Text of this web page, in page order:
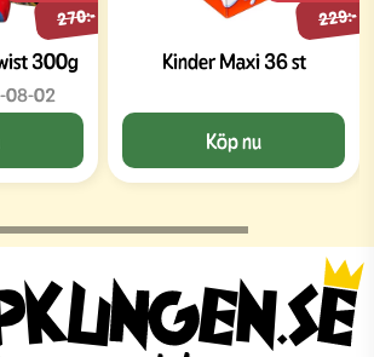
300g
270:-
08-02
Kinder Maxi 36 st
229:-
Köp nu